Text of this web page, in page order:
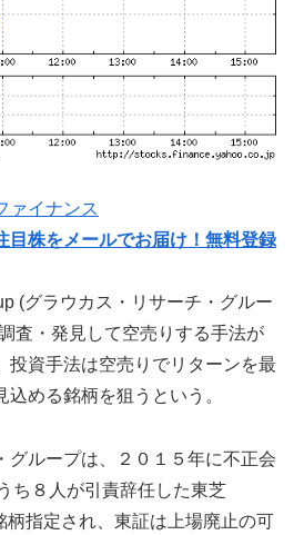
ァイナンス
目株をメールでお届け！無料登録
(グラウカス・リサーチ・グルー
査・発見して空売りする手法が
投資手法は空売りでリターンを最
める銘柄を狙うという。
グループは、２０１５年に不正会
ち８人が引責辞任した東芝
柄指定され、東証は上場廃止の可